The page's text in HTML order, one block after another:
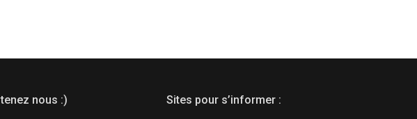
nous :) Sites pour s’informer :